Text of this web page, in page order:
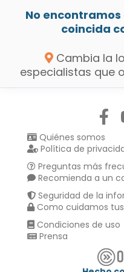
No
coincida
Cambia la
especialistas que
Quiénes somos
Política de
Preguntas más
Recomienda a un
Seguridad de la
Como cuidamos
Condiciones de uso
Prensa